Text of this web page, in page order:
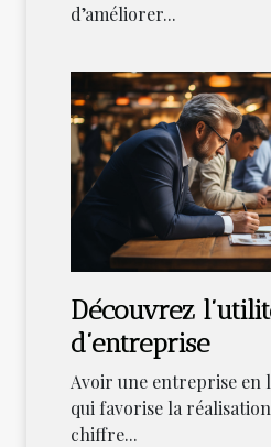
d’améliorer...
Découvrez
d’entreprise
Avoir une entreprise en
qui favorise la
chiffre...